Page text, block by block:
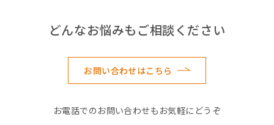
どんなお悩みもご相談ください
お問い合わせはこちら
お電話でのお問い合わせもお気軽にどうぞ